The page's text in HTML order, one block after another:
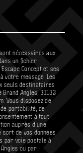
nécessaires aux
un fichier
Concept et ses
votre message. Les
seuls destinataires
Grand Angles, 30133
Vous disposez de
portabilité, de
à tout
auprès d’une
de vos données
par voie postale à
ou par